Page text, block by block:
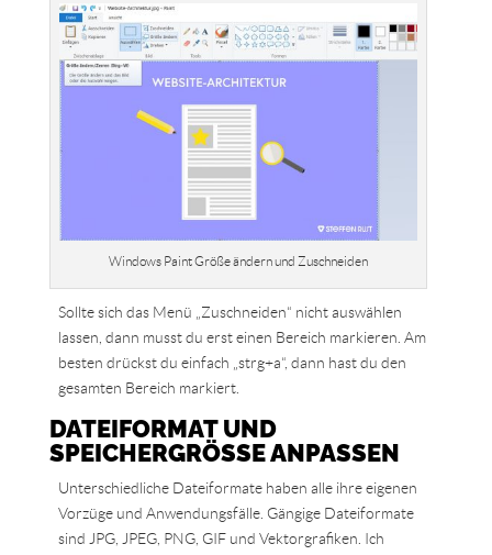
Windows Paint Größe ändern und Zuschneiden
Sollte sich das Menü „Zuschneiden“ nicht auswählen
lassen, dann musst du erst einen Bereich markieren. Am
besten drückst du einfach „strg+a“, dann hast du den
gesamten Bereich markiert.
DATEIFORMAT UND
SPEICHERGRÖSSE ANPASSEN
Unterschiedliche Dateiformate haben alle ihre eigenen
Vorzüge und Anwendungsfälle. Gängige Dateiformate
sind JPG, JPEG, PNG, GIF und Vektorgrafiken. Ich